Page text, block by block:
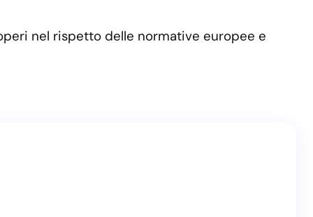
nel rispetto delle normative europee e